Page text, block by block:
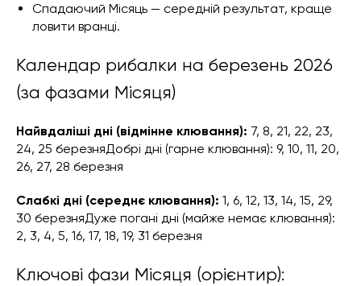
Спадаючий Місяць — середній результат, краще
ловити вранці.
Календар рибалки на березень 2026
(за фазами Місяця)
Найвдаліші дні (відмінне клювання): 7, 8, 21, 22, 23,
24, 25 березняДобрі дні (гарне клювання): 9, 10, 11, 20,
26, 27, 28 березня
Слабкі дні (середнє клювання): 1, 6, 12, 13, 14, 15, 29,
30 березняДуже погані дні (майже немає клювання):
2, 3, 4, 5, 16, 17, 18, 19, 31 березня
Ключові фази Місяця (орієнтир):